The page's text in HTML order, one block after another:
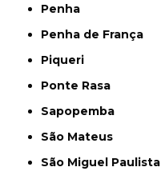
Penha
Penha de França
Piqueri
Ponte Rasa
Sapopemba
São Mateus
São Miguel Paulista